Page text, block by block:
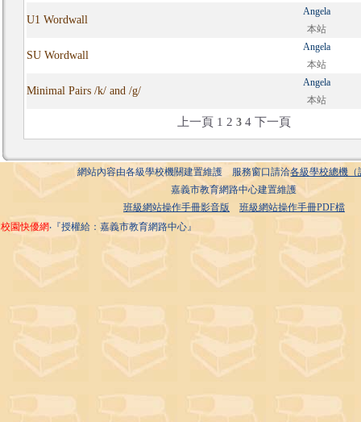
U1 Wordwall
Angela
本站
SU Wordwall
Angela
本站
Minimal Pairs /k/ and /g/
Angela
本站
上一頁 1 2 3 4 下一頁
網站內容由各級學校機關建置維護 服務窗口請洽各級學校總機（
嘉義市教育網路中心建置維護
班級網站操作手冊影音版
班級網站操作手冊PDF檔
校園快優網‧『授權給：嘉義市教育網路中心』